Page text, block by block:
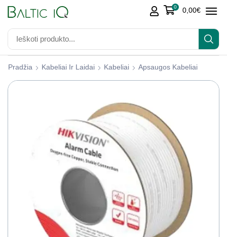
0 0,00€
Pradžia Kabeliai Ir Laidai Kabeliai Apsaugos Kabeliai